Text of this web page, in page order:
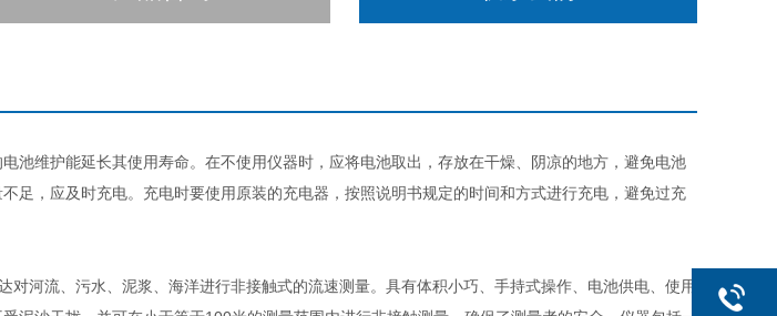
维护能延长其使用寿命。在不使用仪器时，应将电池取出，存放在干燥、阴凉的地方，避免电池
足，应及时充电。充电时要使用原装的充电器，按照说明书规定的时间和方式进行充电，避免过充
对河流、污水、泥浆、海洋进行非接触式的流速测量。具有体积小巧、手持式操作、电池供电、使用